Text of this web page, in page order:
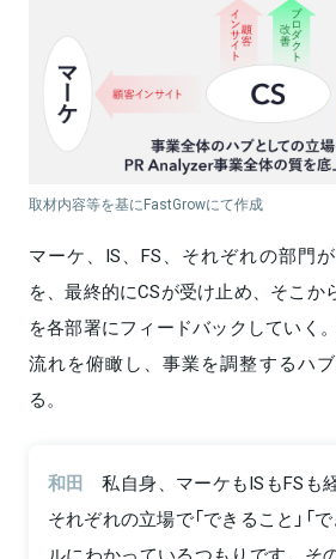
取材内容等を基にFastGrowにて作成
マーケ、IS、FS、それぞれの部門
を、最終的にCSが受け止め、そこか
を各部署にフィードバックしていく
流れを俯瞰し、事業を調整するハ
る。
和田
私自身、マーケもISもFSも
それぞれの立場で「できること」「